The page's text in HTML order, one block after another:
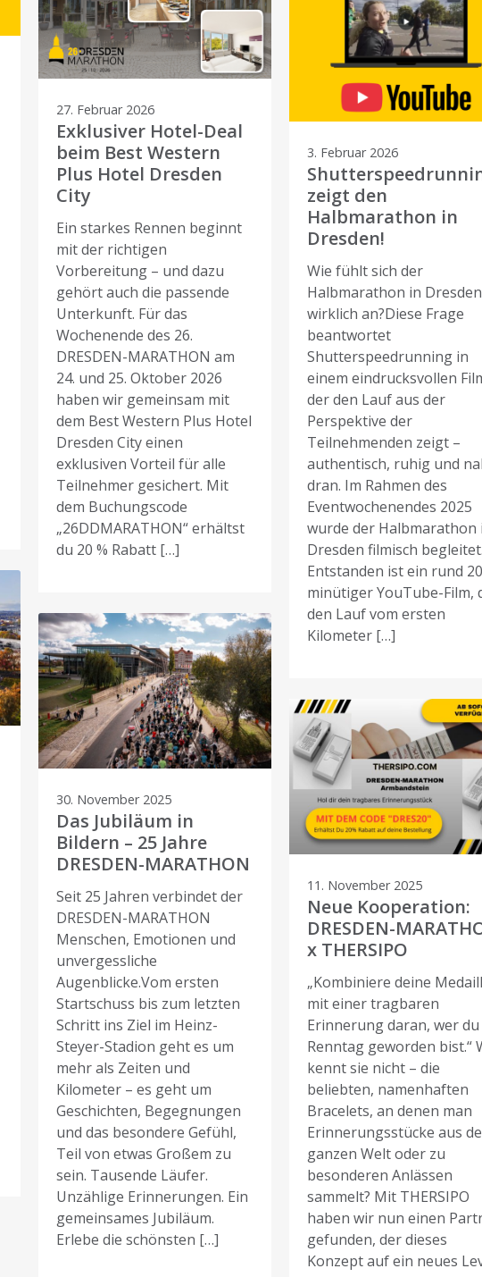
27. Februar 2026
Exklusiver Hotel-Deal
beim Best Western
Plus Hotel Dresden
City
Ein starkes Rennen beginnt
mit der richtigen
Vorbereitung – und dazu
gehört auch die passende
Unterkunft. Für das
Wochenende des 26.
DRESDEN-MARATHON am
24. und 25. Oktober 2026
haben wir gemeinsam mit
dem Best Western Plus Hotel
Dresden City einen
exklusiven Vorteil für alle
Teilnehmer gesichert. Mit
dem Buchungscode
„26DDMARATHON“ erhältst
du 20 % Rabatt […]
30. November 2025
Das Jubiläum in
Bildern – 25 Jahre
DRESDEN-MARATHON
Seit 25 Jahren verbindet der
DRESDEN-MARATHON
Menschen, Emotionen und
unvergessliche
Augenblicke.Vom ersten
Startschuss bis zum letzten
Schritt ins Ziel im Heinz-
Steyer-Stadion geht es um
mehr als Zeiten und
Kilometer – es geht um
Geschichten, Begegnungen
und das besondere Gefühl,
Teil von etwas Großem zu
sein. Tausende Läufer.
Unzählige Erinnerungen. Ein
gemeinsames Jubiläum.
Erlebe die schönsten […]
3. Februar 2026
zeigt den
Halbmarathon in
Dresden!
Wie fühlt sich der
Halbmarathon in Dresden
wirklich an?Diese Frage
beantwortet
Shutterspeedrunning in
einem eindrucksvollen
der den Lauf aus der
Perspektive der
Teilnehmenden zeigt –
authentisch, ruhig und
dran. Im Rahmen des
Eventwochenendes 2025
wurde der Halbmarathon
Dresden filmisch begleitet.
Entstanden ist ein rund
minütiger YouTube-Film,
den Lauf vom ersten
Kilometer […]
11. November 2025
Neue Kooperation:
DRESDEN-
x THERSIPO
„Kombiniere deine
mit einer tragbaren
Erinnerung daran, wer du
Renntag geworden bist.“
kennt sie nicht – die
beliebten, namenhaften
Bracelets, an denen man
Erinnerungsstücke aus
ganzen Welt oder zu
besonderen Anlässen
sammelt? Mit THERSIPO
haben wir nun einen
gefunden, der dieses
Konzept auf ein neues